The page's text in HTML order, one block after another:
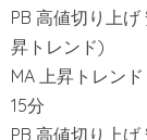
PB 高値切り上
昇トレンド)
MA 上昇トレンド
15分
PB 高値切り上